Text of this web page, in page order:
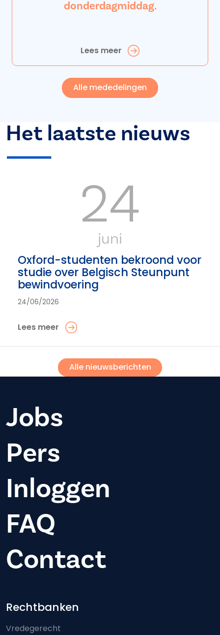
donderdagmiddag.
Lees meer
Alle mededelingen
Het laatste nieuws
24
juni
Oxford-studenten bekroond voor
studie over Belgisch Steunpunt
bewindvoering
24/06/2026
Lees meer
Alle nieuwsberichten
Jobs
Pers
Inloggen
FAQ
Contact
Footer-menu
Rechtbanken
Vredegerecht